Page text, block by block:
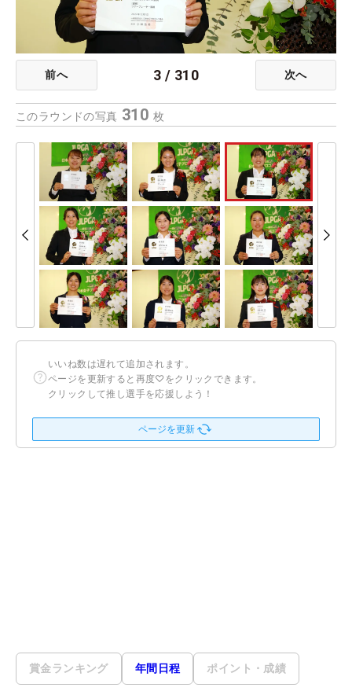
前へ 3 / 310 次へ
このラウンドの写真 310 枚
いいね数は遅れて追加されます。
ページを更新すると再度♡をクリックできます。
クリックして推し選手を応援しよう！
ページを更新
賞金ランキング 年間日程 ポイント・成績